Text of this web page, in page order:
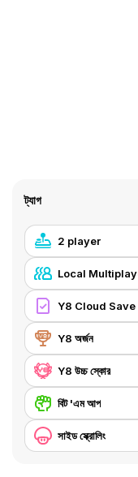
ট্যাগ
2 player
Local
Y8 Cloud Save
Y8 অর্জন
Y8 উচ্চ স্কোর
বিট 'এম আপ
সাইড স্ক্রোলিং